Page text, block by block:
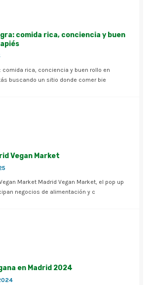
comida rica, conciencia y buen
comida rica, conciencia y buen rollo en
buscando un sitio donde comer bie
Vegan Market
Market Madrid Vegan Market, el pop up
negocios de alimentación y c
en Madrid 2024